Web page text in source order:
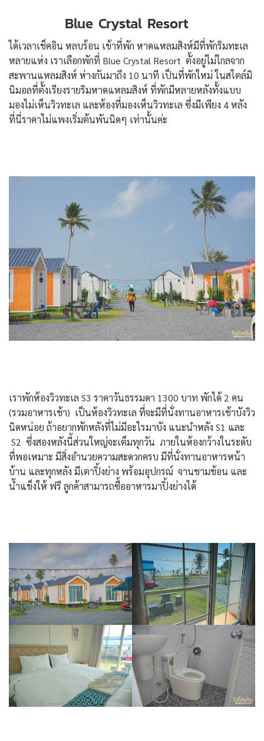
Blue Crystal Resort
ได้เวลาเช็คอิน หลบร้อน เข้าที่พัก หาดแหลมสิงห์มีที่พักริมทะเล
หลายแห่ง เราเลือกพักที่ Blue Crystal Resort ตั้งอยู่ไม่ไกลจาก
สะพานแหลมสิงห์ ห่างกันมาถึง 10 นาที เป็นที่พักใหม่ ในสไตล์มิ
นิมอลที่ตั้งเรียงรายริมหาดแหลมสิงห์ ที่พักมีหลายหลังทั้งแบบ
มองไม่เห็นวิวทะเล และห้องที่มองเห็นวิวทะเล ซึ่งมีเพียง 4 หลัง
ที่นี่ราคาไม่แพงเริ่มต้นพันนิดๆ เท่านั้นค่ะ
เราพักห้องวิวทะเล S3 ราคาวันธรรมดา 1300 บาท พักได้ 2 คน
(รวมอาหารเช้า) เป็นห้องวิวทะเล ที่จะมีที่นั่งทานอาหารเช้าบังวิว
นิดหน่อย ถ้าอยากพักหลังที่ไม่มีอะไรมาบัง แนะนำหลัง S1 และ
S2 ซึ่งสองหลังนี้ส่วนใหญ่จะเต็มทุกวัน ภายในห้องกว้างในระดับ
ที่พอเหมาะ มีสิ่งอำนวยความสะดวกครบ มีที่นั่งทานอาหารหน้า
บ้าน และทุกหลัง มีเตาปิ้งย่าง พร้อมอุปกรณ์ จานชามช้อน และ
น้ำแข็งให้ ฟรี ลูกค้าสามารถซื้ออาหารมาปิ้งย่างได้